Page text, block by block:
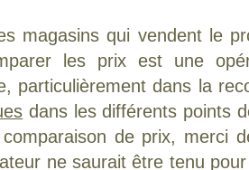
magasins qui vendent le
les prix est une
particulièrement dans la
dans les différents points
de prix, merci
ne saurait être tenu